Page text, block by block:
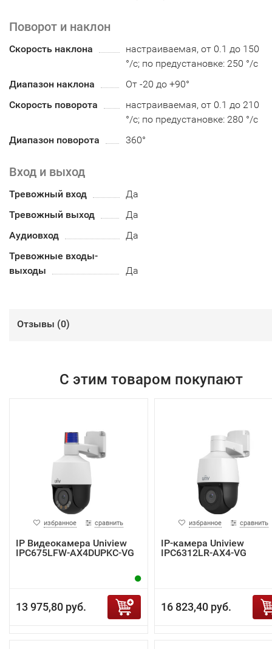
Поворот и наклон
Скорость наклона
настраиваемая, от 0.1 до 150
°/с; по предустановке: 250 °/с
Диапазон наклона
От -20 до +90°
Скорость поворота
настраиваемая, от 0.1 до 210
°/с; по предустановке: 280 °/с
Диапазон поворота
360°
Вход и выход
Тревожный вход
Да
Тревожный выход
Да
Аудиовход
Да
Тревожные входы-
выходы
Да
Отзывы (0)
С этим товаром покупают
избранное сравнить
IP Видеокамера Uniview
IPC675LFW-AX4DUPKC-VG
13 975,80 руб.
избранное сравнить
IP-камера Uniview
IPC6312LR-AX4-VG
16 823,40 руб.